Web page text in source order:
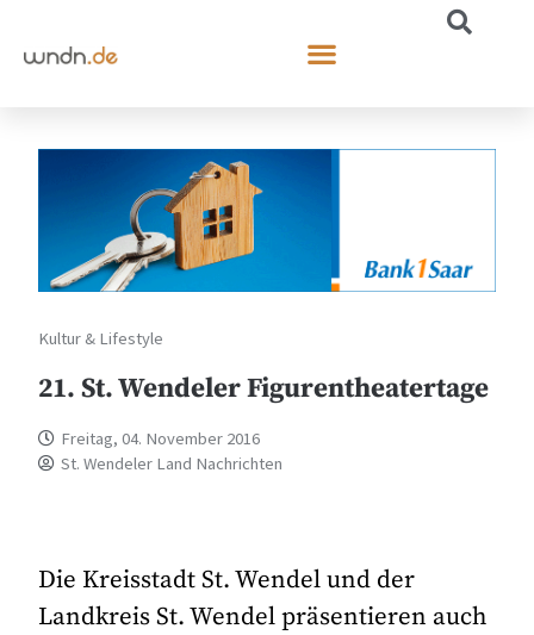
Kultur & Lifestyle
21. St. Wendeler Figurentheatertage
Freitag, 04. November 2016
St. Wendeler Land Nachrichten
Die Kreisstadt St. Wendel und der
Landkreis St. Wendel präsentieren auch